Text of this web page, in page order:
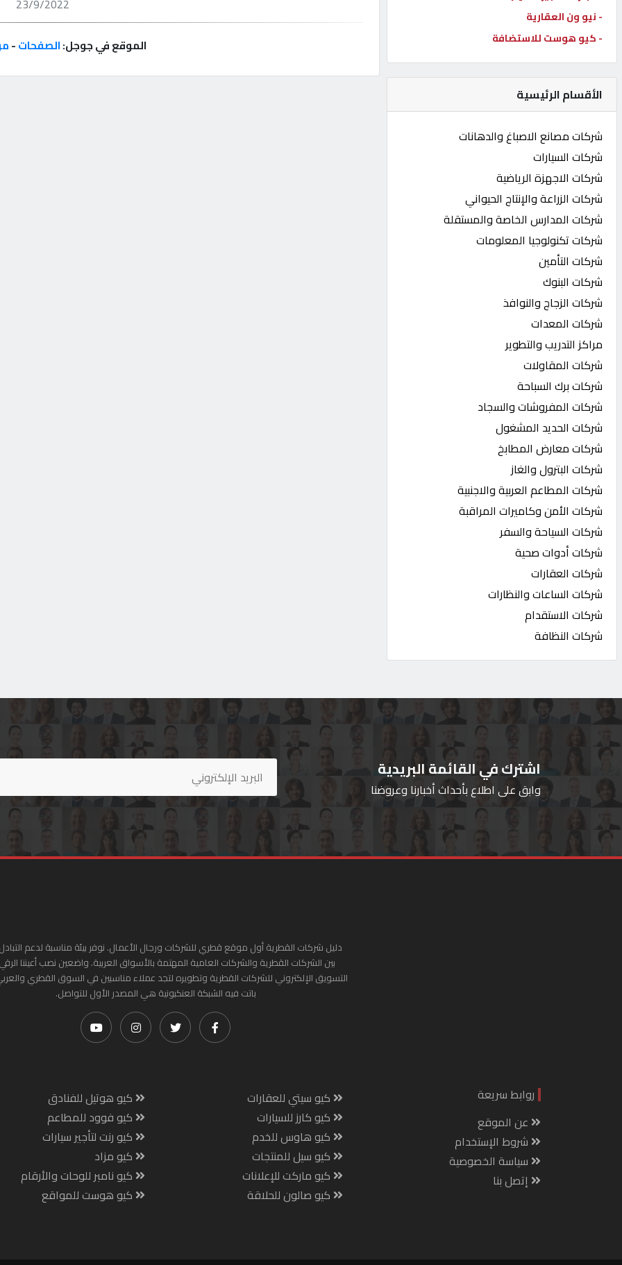
كيو
كارز
كيو
الدليل
القطري
POWERED
QHOST
- نيو ون العقارية
- كيو هوست للاستضافة
الأقسام الرئيسية
شركات مصانع الاصباغ والدهانات
شركات السيارات
شركات الاجهزة الرياضية
شركات الزراعة والإنتاج الحيواني
شركات المدارس الخاصة والمستقلة
شركات تكنولوجيا المعلومات
شركات التأمين
شركات البنوك
شركات الزجاج والنوافذ
شركات المعدات
مراكز التدريب والتطوير
شركات المقاولات
شركات برك السباحة
شركات المفروشات والسجاد
شركات الحديد المشغول
شركات معارض المطابخ
شركات البترول والغاز
شركات المطاعم العربية والاجنبية
شركات الأمن وكاميرات المراقبة
شركات السياحة والسفر
شركات أدوات صحية
شركات العقارات
شركات الساعات والنظارات
شركات الاستقدام
شركات النظافة
الموقع في جوجل:الصفحات-
اشترك في القائمة البريدية
وابق على اطلاع بأحداث أخبارنا وعروضنا
دليل شركات القطرية أول موقع قطري للشركات ورجال الأعمال. نوفر بيئة مناسبة لدعم
بين الشركات القطرية والشركات العامية المهتمة بالأسواق العربية. واضعين نصب أعيننا
التسويق الإلكتروني للشركات القطرية وتطويره لتجد عملاء مناسبين في السوق القطري
باتت فيه الشبكة العنكبونية هي المصدر الأول للتواصل.
روابط سريعة
عن الموقع
شروط الإستخدام
سياسة الخصوصية
إتصل بنا
كيو سيتي للعقارات
كيو كارز للسيارات
كيو هاوس للخدم
كيو سيل للمنتجات
كيو ماركت للإعلانات
كيو صالون للحلاقة
كيو هوتيل للفنادق
كيو فوود للمطاعم
كيو رنت لتأجير سيارات
كيو مزاد
كيو نامبر للوحات والأرقام
كيو هوست للمواقع